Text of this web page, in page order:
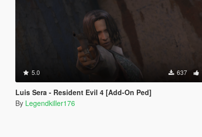
5.0 637
Luis Sera - Resident Evil 4 [Add-On Ped]
By Legendkiller176